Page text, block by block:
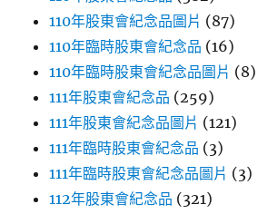
110年股東會紀念品圖片 (87)
110年臨時股東會紀念品 (16)
110年臨時股東會紀念品圖片 (8)
111年股東會紀念品 (259)
111年股東會紀念品圖片 (121)
111年臨時股東會紀念品 (3)
111年臨時股東會紀念品圖片 (3)
112年股東會紀念品 (321)